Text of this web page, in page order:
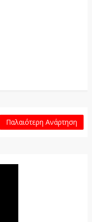
Παλαιότερη Ανάρτηση